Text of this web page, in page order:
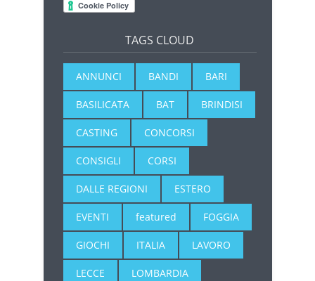
TAGS CLOUD
ANNUNCI BANDI BARI
BASILICATA BAT BRINDISI
CASTING CONCORSI
CONSIGLI CORSI
DALLE REGIONI ESTERO
EVENTI featured FOGGIA
GIOCHI ITALIA LAVORO
LECCE LOMBARDIA